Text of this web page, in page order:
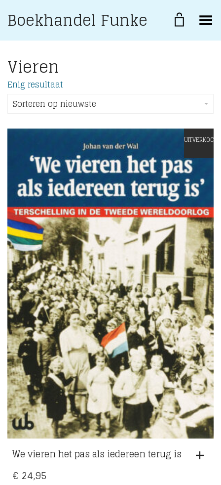
Boekhandel Funke Toggle Menu
Vieren
Enig resultaat
Sorteren op nieuwste
UITVERKOCHT
We vieren het pas als iedereen terug is
€ 24,95